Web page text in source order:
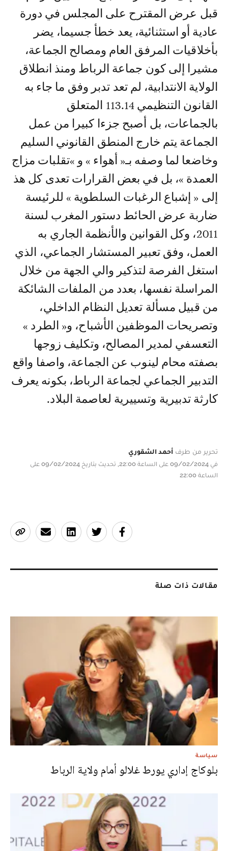
قبل عرض المقترح على المجلس في دورة
عادية أو استثنائية، يعد خطأ جسيما، يضر
بأخلاقيات المرفق العام ومصالح الجماعة،
مشيرا إلى كون جماعة الرباط ومنذ انطلاق
الولاية الانتدابية، لم تعد تدبر وفق ما جاء به
القانون التنظيمي 113.14 المتعلق
بالجماعات، بل أصبح جزءا كبيرا من عمل
الجماعة يتم خارج المنطق القانوني السليم
وخاضعا لما وصفه بـ« أهواء » و »تقلبات مزاج
العمدة »، بل في بعض القرارات تعدى كل هذ
إلى « إشباع الرغبات السلطوية » للرئيسة
ضاربة عرض الحائط دستور المغرب لسنة
2011، وكل القوانين والأنظمة الجاري به
العمل، وفق تعبير المستشار الجماعي، الذي
استغل الفرصة لتذكير والي الجهة من خلال
المراسلة نفسها، بعدد من الملفات الشائكة
من قبيل مسألة تعديل النظام الداخلي،
وتصريحات الموظفين الأشباح، و« الطرد »
التعسفي لمدير المصالح، وتكليف زوجها
بصفته محام لينوب عن الجماعة، واصفا واقع
التدبير الجماعي لجماعة الرباط، بكونه يعرف
كارثة تدبيرية وتسييرية لعاصمة البلاد.
تحرير من طرف أحمد الشقوري
في 09/02/2024 على الساعة 22:00, تحديث بتاريخ 09/02/2024 على
الساعة 22:00
مقالات ذات صلة
سياسة
بلوكاج إداري يورط غلالو أمام ولاية الرباط